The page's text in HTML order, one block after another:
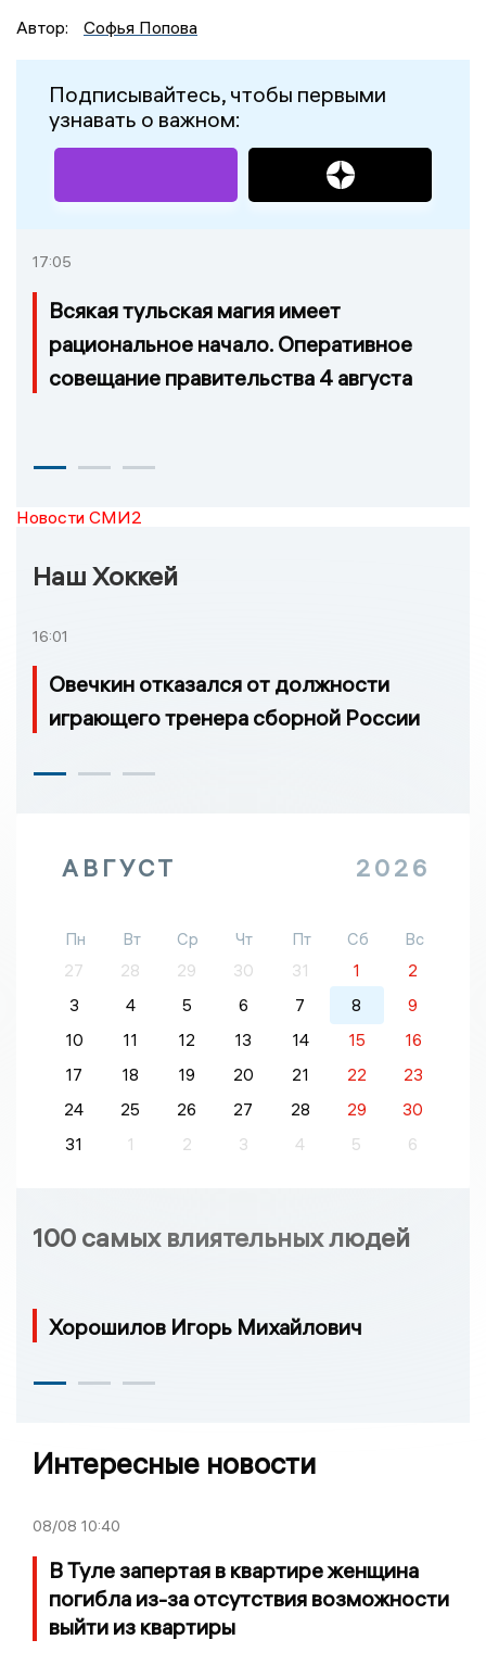
Автор:
Софья Попова
Подписывайтесь, чтобы первыми
узнавать о важном:
17:05
Всякая тульская магия имеет
рациональное начало. Оперативное
совещание правительства 4 августа
Новости СМИ2
Наш Хоккей
16:01
Овечкин отказался от должности
играющего тренера сборной России
АВГУСТ 2026
Пн Вт Ср Чт Пт Сб
Вс
27
28 29 30 31 1
2
3
4 5 6 7 8
9
10
11 12 13 14 15
16
17
18 19 20 21 22
23
24
25 26 27 28 29
30
31
1 2 3 4 5 6
100 самых влиятельных людей
Хорошилов Игорь Михайлович
Интересные новости
08/08 10:40
В Туле запертая в квартире женщина
погибла из-за отсутствия возможности
выйти из квартиры